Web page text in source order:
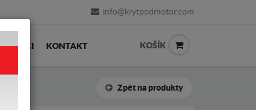
info@krytpodmotor.com
KONTAKT KOŠÍK
Zpět na produkty